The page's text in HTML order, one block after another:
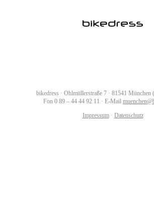
bikedress · Ohlmüllerstraße 7 · 81541 München (
Fon 0 89 – 44 44 92 11 · E-Mail
Impressum· Datenschutz